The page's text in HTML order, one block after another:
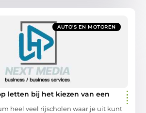
AUTO'S EN MOTOREN
letten bij het kiezen van een
heel veel rijscholen waar je uit kunt